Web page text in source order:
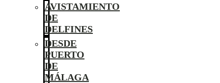
AVISTAMIENTO
DE
DELFINES
DESDE
PUERTO
DE
MÁLAGA